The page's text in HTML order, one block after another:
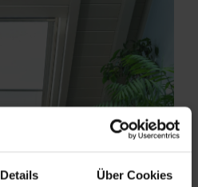
Details Über Cookies